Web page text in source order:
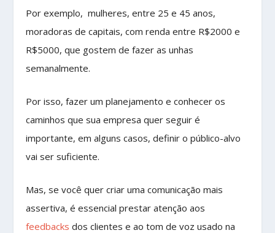
Por exemplo, mulheres, entre 25 e 45 anos,
moradoras de capitais, com renda entre R$2000 e
R$5000, que gostem de fazer as unhas
semanalmente.
Por isso, fazer um planejamento e conhecer os
caminhos que sua empresa quer seguir é
importante, em alguns casos, definir o público-alvo
vai ser suficiente.
Mas, se você quer criar uma comunicação mais
assertiva, é essencial prestar atenção aos
feedbacks dos clientes e ao tom de voz usado na